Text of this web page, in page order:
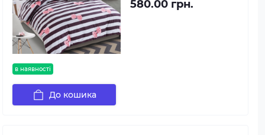
в наявності
580.00 грн.
До кошика